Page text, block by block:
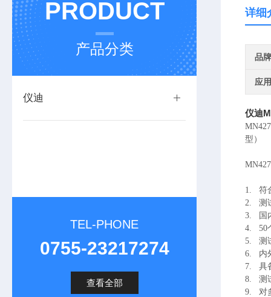
PRODUCT
产品分类
仪迪
TEL-PHONE
0755-23217274
查看全部
详细
品牌
应
仪迪
型）
1. 符
2.
测
3.
国
4.
50
5.
测
6.
内
7.
具
8.
测
9.
对